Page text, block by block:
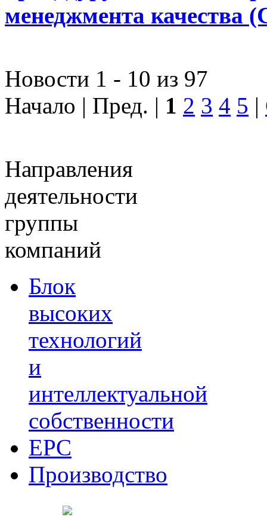
менеджмента качества
Новости 1 - 10 из 97
Начало | Пред. | 1 2 3 4 5 |
Направления
деятельности
группы
компаний
Блок
высоких
технологий
и
интеллектуальной
собственности
EPC
Производство